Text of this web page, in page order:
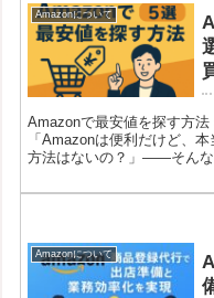
Amazonについて
Amazonで最安値を探す方
「Amazonは便利だけど、
方法はないの？」——そんな
Amazonについて